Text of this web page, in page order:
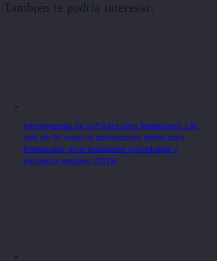
También te podría interesar:
Herramientas de software para freelancers: Las
más de 95 mejores aplicaciones online para
freelancers, emprendedores individuales y
pequeños equipos (2026)